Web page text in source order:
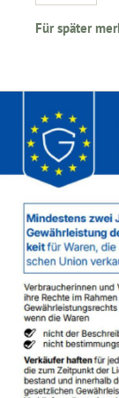
Für später